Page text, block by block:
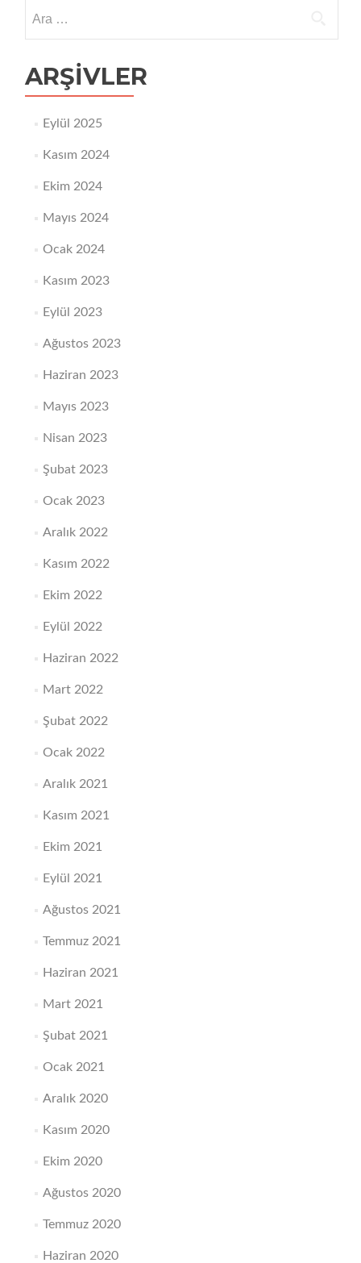
ARŞIVLER
Eylül 2025
Kasım 2024
Ekim 2024
Mayıs 2024
Ocak 2024
Kasım 2023
Eylül 2023
Ağustos 2023
Haziran 2023
Mayıs 2023
Nisan 2023
Şubat 2023
Ocak 2023
Aralık 2022
Kasım 2022
Ekim 2022
Eylül 2022
Haziran 2022
Mart 2022
Şubat 2022
Ocak 2022
Aralık 2021
Kasım 2021
Ekim 2021
Eylül 2021
Ağustos 2021
Temmuz 2021
Haziran 2021
Mart 2021
Şubat 2021
Ocak 2021
Aralık 2020
Kasım 2020
Ekim 2020
Ağustos 2020
Temmuz 2020
Haziran 2020